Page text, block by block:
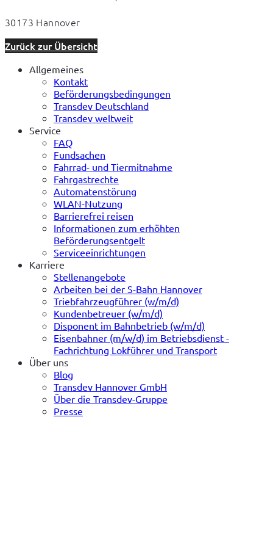
30173 Hannover
Zurück zur Übersicht
Allgemeines
Kontakt
Beförderungsbedingungen
Transdev Deutschland
Transdev weltweit
Service
FAQ
Fundsachen
Fahrrad- und Tiermitnahme
Fahrgastrechte
Automatenstörung
WLAN-Nutzung
Barrierefrei reisen
Informationen zum erhöhten
Beförderungsentgelt
Serviceeinrichtungen
Karriere
Stellenangebote
Arbeiten bei der S-Bahn Hannover
Triebfahrzeugführer (w/m/d)
Kundenbetreuer (w/m/d)
Disponent im Bahnbetrieb (w/m/d)
Eisenbahner (m/w/d) im Betriebsdienst -
Fachrichtung Lokführer und Transport
Über uns
Blog
Transdev Hannover GmbH
Über die Transdev-Gruppe
Presse